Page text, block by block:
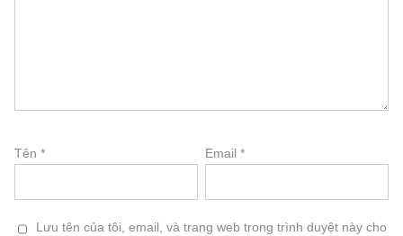
Tên * Email*
Lưu tên của tôi, email, và trang web trong trình duyệt này cho